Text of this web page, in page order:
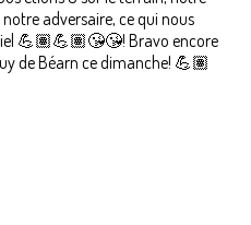
adversaire, ce qui nous
💪🏽💪🏽😘😘! Bravo encore
de Béarn ce dimanche! 💪🏽